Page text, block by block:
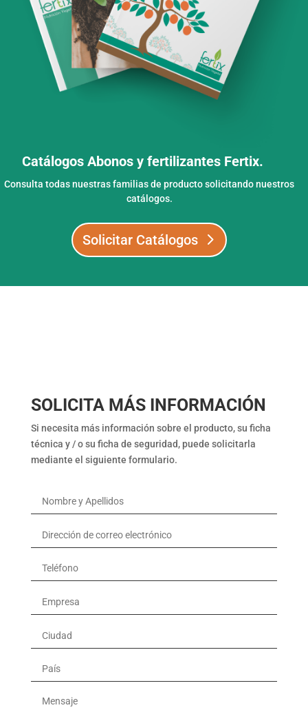
Catálogos Abonos y fertilizantes Fertix.
Consulta todas nuestras familias de producto solicitando nuestros
catálogos.
Solicitar Catálogos
SOLICITA MÁS INFORMACIÓN
Si necesita más información sobre el producto, su ficha
técnica y / o su ficha de seguridad, puede solicitarla
mediante el siguiente formulario.